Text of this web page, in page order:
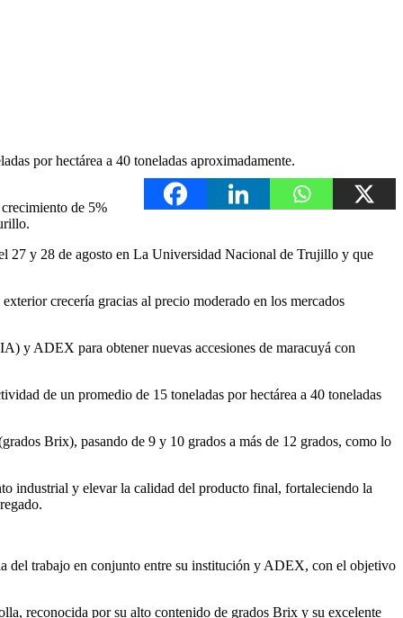
por hectárea a 40 toneladas aproximadamente.
de 5%
27 y 28 de agosto en La Universidad Nacional de Trujillo y que
crecería gracias al precio moderado en los mercados
y ADEX para obtener nuevas accesiones de maracuyá con
de un promedio de 15 toneladas por hectárea a 40 toneladas
Brix), pasando de 9 y 10 grados a más de 12 grados, como lo
industrial y elevar la calidad del producto final, fortaleciendo la
del trabajo en conjunto entre su institución y ADEX, con el objetivo
reconocida por su alto contenido de grados Brix y su excelente